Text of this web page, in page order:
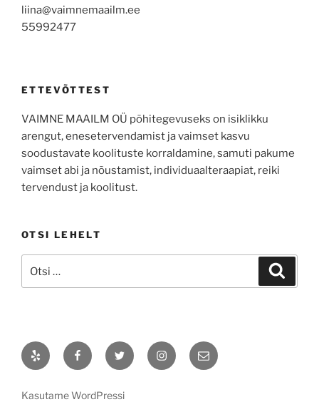
liina@vaimnemaailm.ee
55992477
ETTEVÕTTEST
VAIMNE MAAILM OÜ põhitegevuseks on isiklikku
arengut, enesetervendamist ja vaimset kasvu
soodustavate koolituste korraldamine, samuti pakume
vaimset abi ja nõustamist, individuaalteraapiat, reiki
tervendust ja koolitust.
OTSI LEHELT
Yelp FacebookTwitter InstagramEmail
Kasutame WordPressi